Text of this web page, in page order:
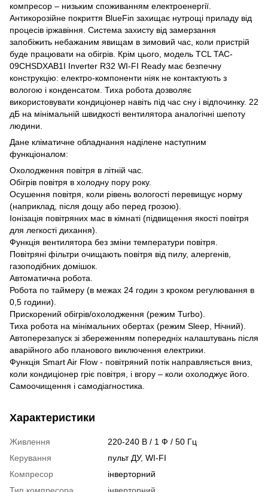
компресор – низьким споживанням електроенергії.
Антикорозійне покриття BlueFin захищає нутрощі приладу від
процесів іржавіння. Система захисту від замерзання
запобіжить небажаним явищам в зимовий час, коли пристрій
буде працювати на обігрів. Крім цього, модель TCL TAC-
09CHSDXAB1I Inverter R32 WI-FI Ready має безпечну
конструкцію: електро-компоненти ніяк не контактують з
вологою і конденсатом. Тиха робота дозволяє
використовувати кондиціонер навіть під час сну і відпочинку. 22
дБ на мінімальній швидкості вентилятора аналогічні шепоту
людини.
Дане кліматичне обладнання наділене наступним
функціоналом:
Охолодження повітря в літній час.
Обігрів повітря в холодну пору року.
Осушення повітря, коли рівень вологості перевищує норму
(наприклад, після дощу або перед грозою).
Іонізація повітряних мас в кімнаті (підвищення якості повітря
для легкості дихання).
Функція вентилятора без зміни температури повітря.
Повітряні фільтри очищають повітря від пилу, алергенів,
газоподібних домішок.
Автоматична робота.
Робота по таймеру (в межах 24 годин з кроком регулювання в
0,5 години).
Прискорений обігрів/охолодження (режим Turbo).
Тиха робота на мінімальних обертах (режим Sleep, Нічний).
Автоперезапуск зі збереженням попередніх налаштувань після
аварійного або планового виключення електрики.
Функція Smart Air Flow - повітряний потік направляється вниз,
коли кондиціонер гріє повітря, і вгору – коли охолоджує його.
Самоочищення і самодіагностика.
Характеристики
Живлення
220-240 В / 1 Ф / 50 Гц
Керування
пульт ДУ, WI-FI
Компресор
інверторний
Тип компресора
інверторний